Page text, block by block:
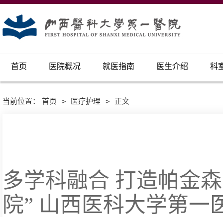
首页 医院概况 就医指南 医生介绍 科
当前位置： 首页 > 医疗护理 > 正文
多学科融合 打造帕金
院” 山西医科大学第一